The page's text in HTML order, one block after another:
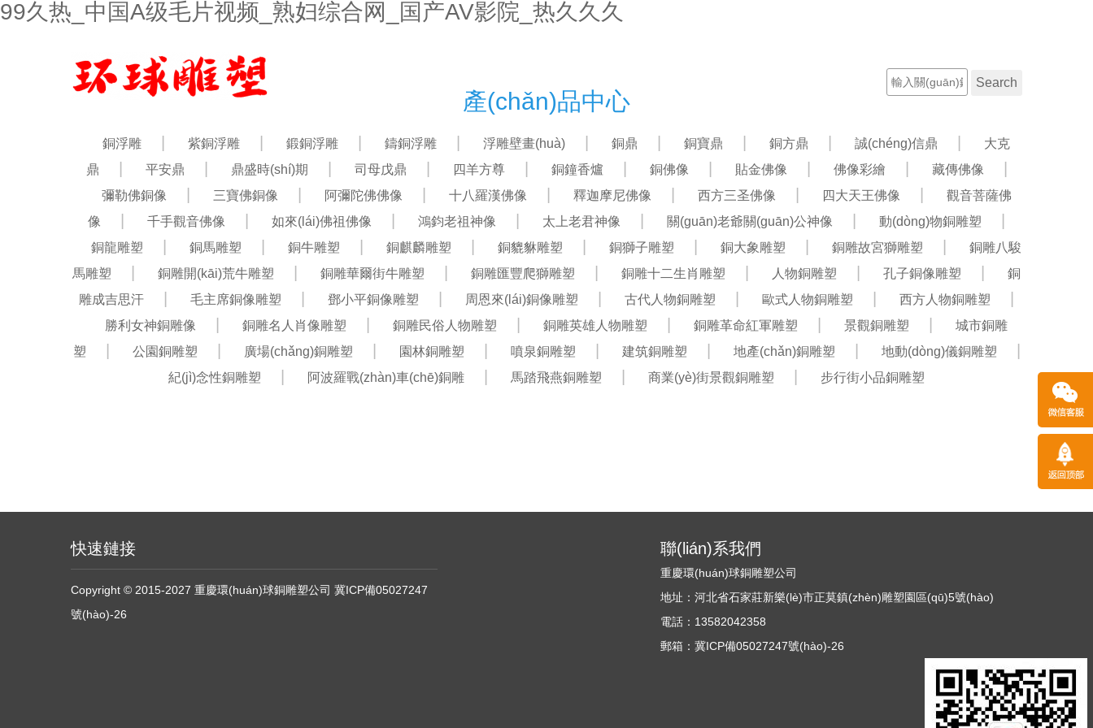
99久热_中国A级毛片视频_熟妇综合网_国产AV影院_热久久久
產(chǎn)品中心
銅浮雕 紫銅浮雕 鍛銅浮雕 鑄銅浮雕 浮雕壁畫(huà) 銅鼎 銅寶鼎 銅方鼎 誠(chéng)信鼎
大克
鼎
平安鼎 鼎盛時(shí)期 司母戊鼎 四羊方尊 銅鐘香爐 銅佛像 貼金佛像 佛像彩繪
藏傳佛像
彌勒佛銅像
三寶佛銅像 阿彌陀佛佛像 十八羅漢佛像 釋迦摩尼佛像 西方三圣佛像 四大天王佛像
觀音菩薩佛
像
千手觀音佛像 如來(lái)佛祖佛像 鴻鈞老祖神像 太上老君神像 關(guān)老爺關(guān)公神像
動(dòng)物銅雕塑
銅龍雕塑
銅馬雕塑 銅牛雕塑 銅麒麟雕塑 銅貔貅雕塑 銅獅子雕塑 銅大象雕塑 銅雕故宮獅雕塑
銅雕八駿
馬雕塑
銅雕開(kāi)荒牛雕塑 銅雕華爾街牛雕塑 銅雕匯豐爬獅雕塑 銅雕十二生肖雕塑 人物銅雕塑 孔子銅像雕塑
銅
雕成吉思汗
毛主席銅像雕塑 鄧小平銅像雕塑 周恩來(lái)銅像雕塑 古代人物銅雕塑 歐式人物銅雕塑
西方人物銅雕塑
勝利女神銅雕像
銅雕名人肖像雕塑 銅雕民俗人物雕塑 銅雕英雄人物雕塑 銅雕革命紅軍雕塑 景觀銅雕塑
城市銅雕
塑
公園銅雕塑 廣場(chǎng)銅雕塑 園林銅雕塑 噴泉銅雕塑 建筑銅雕塑 地產(chǎn)銅雕塑
地動(dòng)儀銅雕塑
紀(jì)念性銅雕塑
阿波羅戰(zhàn)車(chē)銅雕 馬踏飛燕銅雕塑 商業(yè)街景觀銅雕塑 步行街小品銅雕塑
快速鏈接
Copyright © 2015-2027 重慶環(huán)球銅雕塑公司 冀ICP備05027247
號(hào)-26
聯(lián)系我們
重慶環(huán)球銅雕塑公司
地址：河北省石家莊新樂(lè)市正莫鎮(zhèn)雕塑園區(qū)5號(hào)
電話：13582042358
郵箱：冀ICP備05027247號(hào)-26